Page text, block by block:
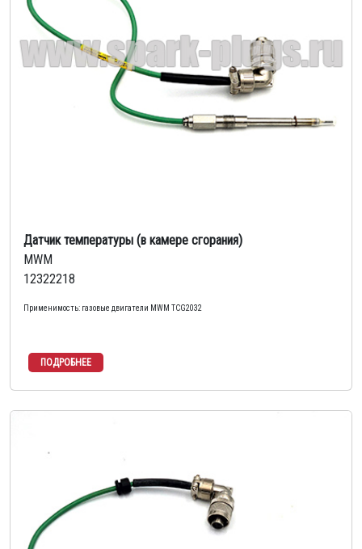
Датчик температуры (в камере сгорания)
MWM
12322218
Применимость: газовые двигатели MWM TCG2032